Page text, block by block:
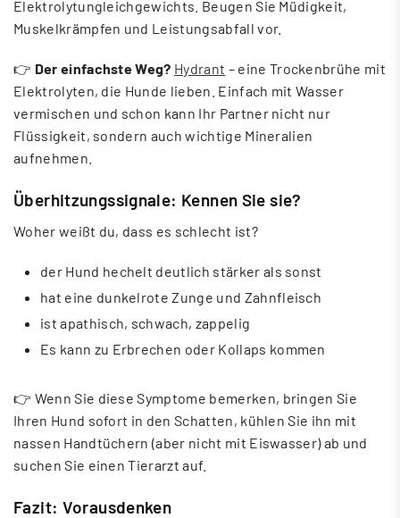
Elektrolytungleichgewichts. Beugen Sie Müdigkeit,
Muskelkrämpfen und Leistungsabfall vor.
👉 Der einfachste Weg? Hydrant – eine Trockenbrühe mit
Elektrolyten, die Hunde lieben. Einfach mit Wasser
vermischen und schon kann Ihr Partner nicht nur
Flüssigkeit, sondern auch wichtige Mineralien
aufnehmen.
Überhitzungssignale: Kennen Sie sie?
Woher weißt du, dass es schlecht ist?
der Hund hechelt deutlich stärker als sonst
hat eine dunkelrote Zunge und Zahnfleisch
ist apathisch, schwach, zappelig
Es kann zu Erbrechen oder Kollaps kommen
👉 Wenn Sie diese Symptome bemerken, bringen Sie
Ihren Hund sofort in den Schatten, kühlen Sie ihn mit
nassen Handtüchern (aber nicht mit Eiswasser) ab und
suchen Sie einen Tierarzt auf.
Fazit: Vorausdenken